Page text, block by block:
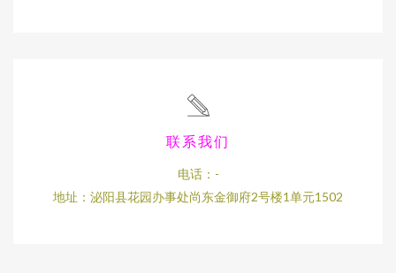
联系我们
电话：-
地址：泌阳县花园办事处尚东金御府2号楼1单元1502